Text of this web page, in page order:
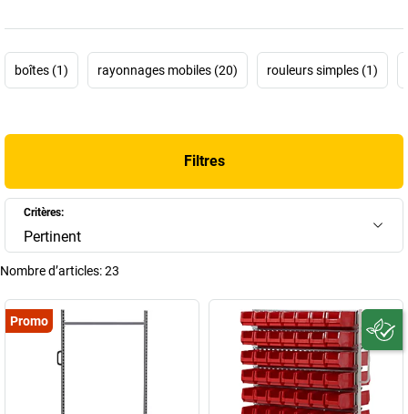
de rapprocher le stock du poste de travail, de réduire les
sécurisé. Grâce à leur conception solide et à leurs multiples
exigences des professionnels et garantissent une organisation claire,
+Afficher plus
boîtes (1) rayonnages mobiles (20) rouleurs simples (1)
Filtres
Critères:
Pertinent
Nombre d’articles:23
Promo